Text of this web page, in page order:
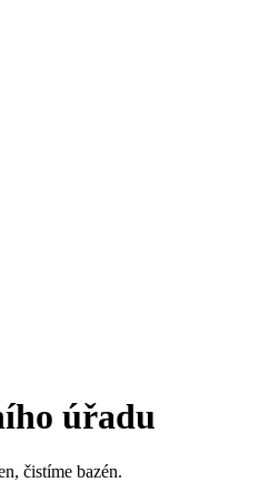
úřadu
čistíme bazén.